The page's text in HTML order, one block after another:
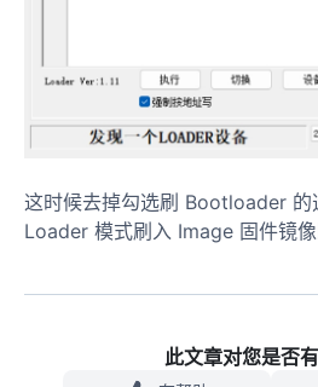
这时候去掉勾选刷 Bootloader 的
Loader 模式刷入 Image 固件镜像
此文章对您是否有